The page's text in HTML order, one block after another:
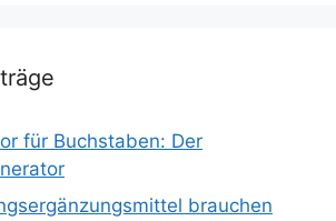
für Buchstaben: Der
brauchen